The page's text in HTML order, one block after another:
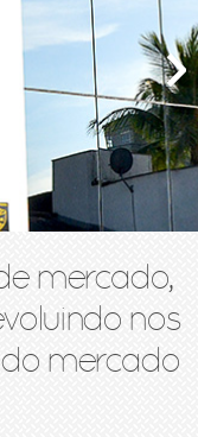
mercado,
nos
mercado